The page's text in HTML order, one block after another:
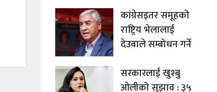
कांग्रेसइतर समूहको
राष्ट्रिय भेलालाई
देउवाले सम्बोधन गर्ने
सरकारलाई खुश्बु
ओलीको सुझाव : ३५